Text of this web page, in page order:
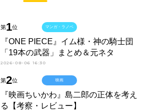
第1位
『ONE PIECE』イム様・神の騎士団
「19本の武器」まとめ＆元ネタ
2026-08-06 16:30
マンガ・ラノベ
第2位
『映画ちいかわ』島二郎の正体を考え
る【考察・レビュー】
映画